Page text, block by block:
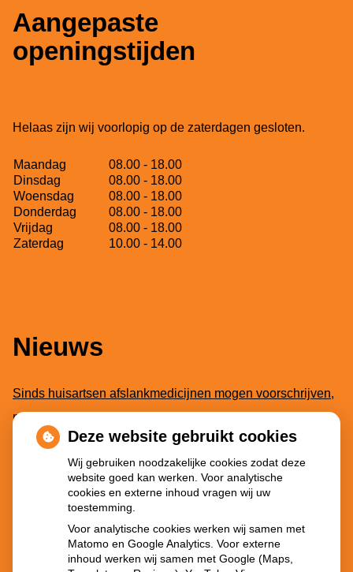
Aangepaste
openingstijden
Helaas zijn wij voorlopig op de zaterdagen gesloten.
Maandag
08.00 - 18.00
Dinsdag
08.00 - 18.00
Woensdag
08.00 - 18.00
Donderdag
08.00 - 18.00
Vrijdag
08.00 - 18.00
Zaterdag
10.00 - 14.00
Nieuws
Sinds huisartsen afslankmedicijnen mogen voorschrijven,
neemt gebruik toe
Schurft sinds corona geen vergeten ziekte meer: aantal
uitbraken fors gestegen
Stoppen met afslankmedicijnen betekent zonder
leefstijlaanpassingen weer gewichtstoename
Kookadvies drinkwater in provincie Utrecht vanwege
besmetting
Deze website gebruikt cookies
Wij gebruiken noodzakelijke cookies zodat deze
website goed kan werken. Voor analytische
cookies en externe inhoud vragen wij uw
toestemming.
Voor analytische cookies werken wij samen met
Matomo en Google Analytics. Voor externe
inhoud werken wij samen met Google (Maps,